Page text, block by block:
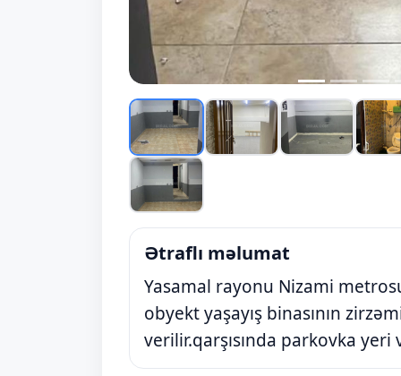
Ətraflı məlumat
Yasamal rayonu Nizami
obyekt yaşayış binasının
verilir.qarşısında parkovka